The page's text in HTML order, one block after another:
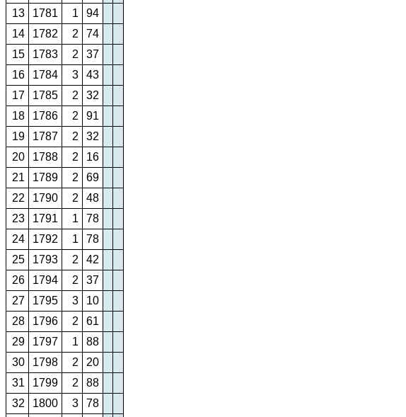
13
1781 1
94
14
1782 2
74
15
1783 2
37
16
1784 3
43
17
1785 2
32
18
1786 2
91
19
1787 2
32
20
1788 2
16
21
1789 2
69
22
1790 2
48
23
1791 1
78
24
1792 1
78
25
1793 2
42
26
1794 2
37
27
1795 3
10
28
1796 2
61
29
1797 1
88
30
1798 2
20
31
1799 2
88
32
1800 3
78